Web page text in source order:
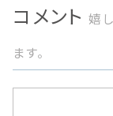
コメント 嬉
ます。